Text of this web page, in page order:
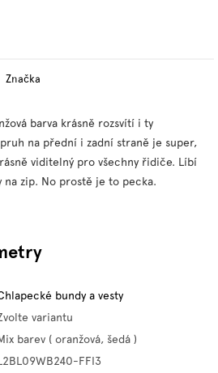
Značka
barva krásně rozsvítí i ty
na přední i zadní straně je super,
viditelný pro všechny řidiče. Líbí
na zip. No prostě je to pecka.
bundy a vesty
variantu
barev ( oranžová, šedá )
FFI3